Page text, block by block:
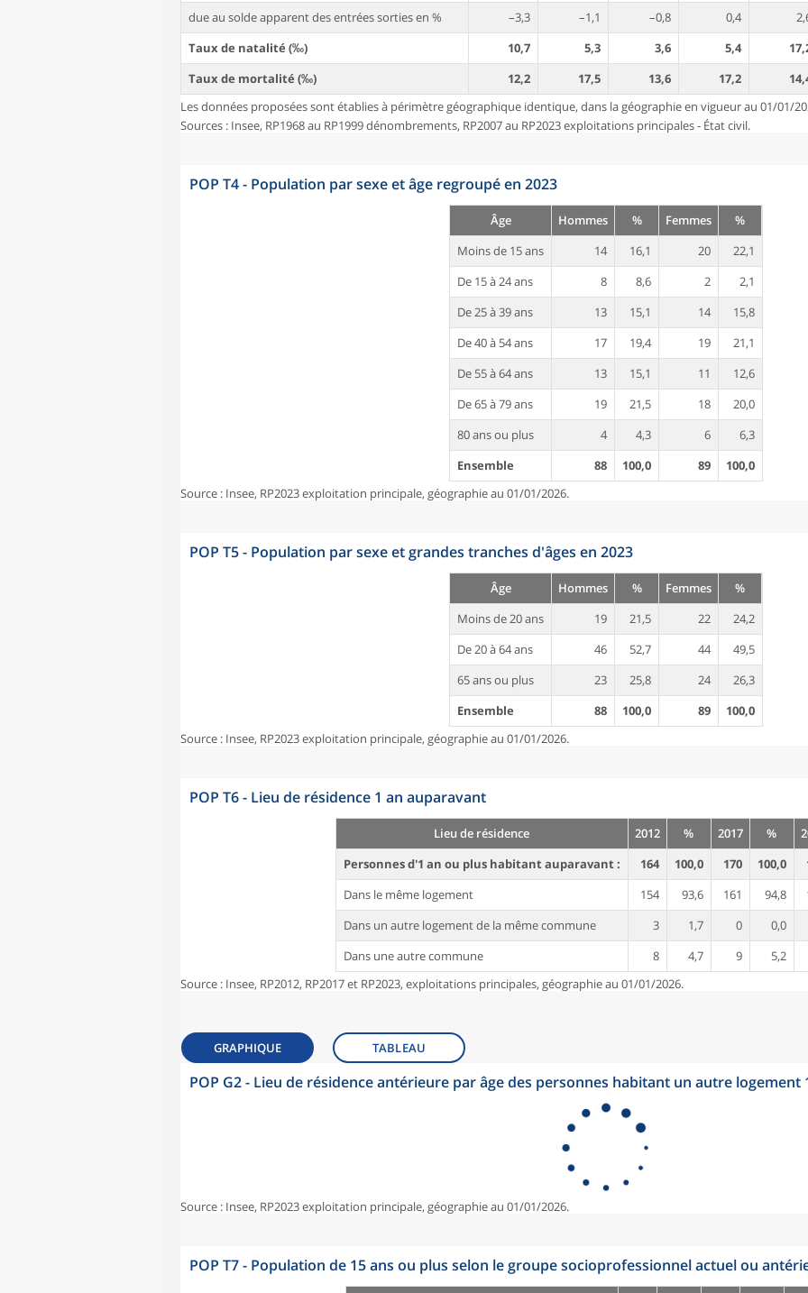
due au solde apparent des entrées sorties en %
–3,3 –1,1 –0,8 0,4
Taux de natalité (‰)
10,7 5,3 3,6 5,4
Taux de mortalité (‰)
12,2 17,5 13,6 17,2
Les données proposées sont établies à périmètre géographique identique, dans la géographie en vigueur au 01/01/
Sources : Insee, RP1968 au RP1999 dénombrements, RP2007 au RP2023 exploitations principales - État civil.
POP T4 - Population par sexe et âge regroupé en 2023
Âge Hommes % Femmes
%
Moins de 15 ans
14 16,1 20
22,1
De 15 à 24 ans
8 8,6 2
2,1
De 25 à 39 ans
13 15,1 14
15,8
De 40 à 54 ans
17 19,4 19
21,1
De 55 à 64 ans
13 15,1 11
12,6
De 65 à 79 ans
19 21,5 18
20,0
80 ans ou plus
4 4,3 6
6,3
Ensemble
88 100,0 89
100,0
Source : Insee, RP2023 exploitation principale, géographie au 01/01/2026.
POP T5 - Population par sexe et grandes tranches d'âges en 2023
Âge Hommes % Femmes
%
Moins de 20 ans
19 21,5 22
24,2
De 20 à 64 ans
46 52,7 44
49,5
65 ans ou plus
23 25,8 24
26,3
Ensemble
88 100,0 89
100,0
Source : Insee, RP2023 exploitation principale, géographie au 01/01/2026.
POP T6 - Lieu de résidence 1 an auparavant
Lieu de résidence 2012 % 2017 %
Personnes d'1 an ou plus habitant auparavant :
164 100,0 170 100,0
Dans le même logement
154 93,6 161 94,8
Dans un autre logement de la même commune
3 1,7 0
0,0
Dans une autre commune
8 4,7 9
5,2
Source : Insee, RP2012, RP2017 et RP2023, exploitations principales, géographie au 01/01/2026.
GRAPHIQUE TABLEAU
POP G2 - Lieu de résidence antérieure par âge des personnes habitant un autre logement
Source : Insee, RP2023 exploitation principale, géographie au 01/01/2026.
POP T7 - Population de 15 ans ou plus selon le groupe socioprofessionnel actuel ou